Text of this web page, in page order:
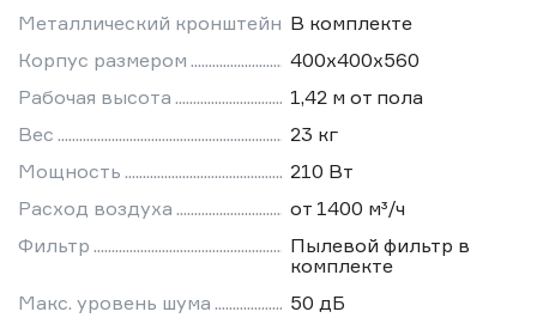
Металлический кронштейн В комплекте
Корпус размером
400х400х560
Рабочая высота
1,42 м от пола
Вес
23 кг
Мощность
210 Вт
Расход воздуха
от 1400 м³/ч
Фильтр
Пылевой фильтр в
комплекте
Макс. уровень шума
50 дБ